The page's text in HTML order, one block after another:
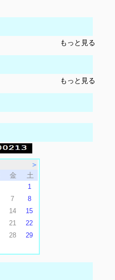
もっと見る
もっと見る
＞
金 土
1
7
8
14
15
21
22
28
29